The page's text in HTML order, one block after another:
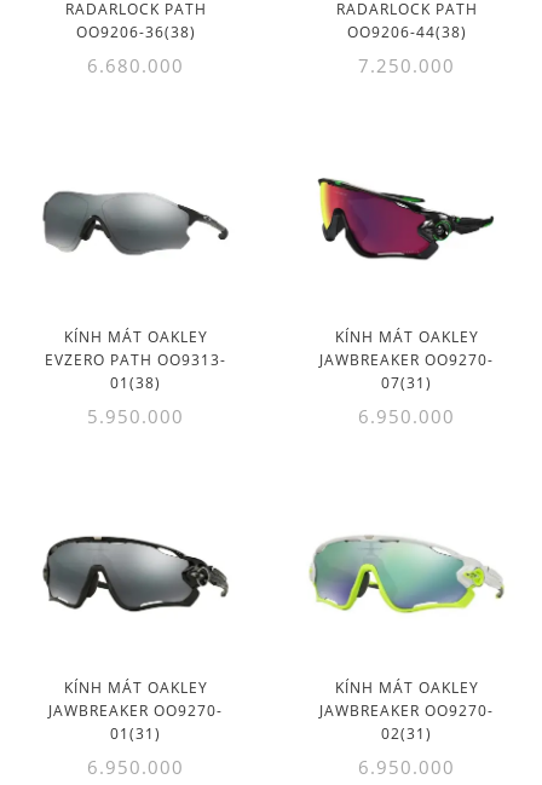
RADARLOCK PATH
OO9206-36(38)
6.680.000
RADARLOCK PATH
OO9206-44(38)
7.250.000
KÍNH MÁT OAKLEY
EVZERO PATH OO9313-
01(38)
5.950.000
KÍNH MÁT OAKLEY
JAWBREAKER OO9270-
07(31)
6.950.000
KÍNH MÁT OAKLEY
JAWBREAKER OO9270-
01(31)
6.950.000
KÍNH MÁT OAKLEY
JAWBREAKER OO9270-
02(31)
6.950.000